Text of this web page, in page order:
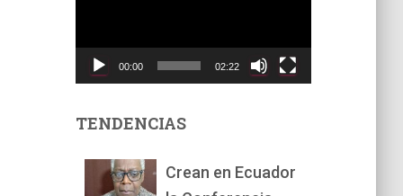
t
00:00 02:22
TENDENCIAS
Crean en Ecuador